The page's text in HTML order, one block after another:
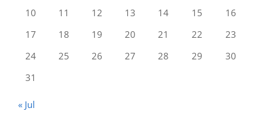
10
11 12 13 14 15
16
17
18 19 20 21 22
23
24
25 26 27 28 29
30
31
« Jul